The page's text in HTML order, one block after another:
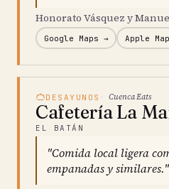
Honorato Vásquez y
Google Maps → Apple
DESAYUNOS Cuenca Eats
Cafetería La
EL BATÁN
"Comida local ligera
empanadas y similares."